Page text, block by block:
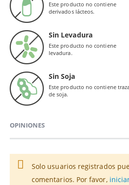
Este producto no contiene
derivados lácteos.
Sin Levadura
Este producto no contiene
levadura.
Sin Soja
Este producto no contiene
de soja.
OPINIONES
Solo usuarios registrados
comentarios. Por favor,